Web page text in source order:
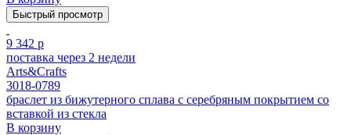
Быстрый просмотр
9 342 р
поставка через 2 недели
Arts&Crafts
3018-0789
браслет из бижутерного сплава с серебряным покрытием cо
вставкой из стекла
В корзину